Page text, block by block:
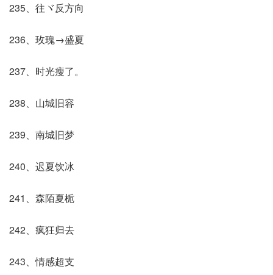
235、往ヾ反方向
236、玫瑰→盛夏
237、时光瘦了。
238、山城旧容
239、南城旧梦
240、迟夏饮冰
241、森陌夏栀
242、疯狂归去
243、情感超支